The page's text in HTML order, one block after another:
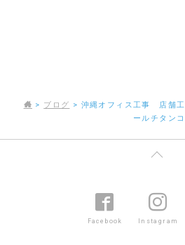
> ブログ > 沖縄オフィス工事 店舗
ールチタン
Facebook Instagram